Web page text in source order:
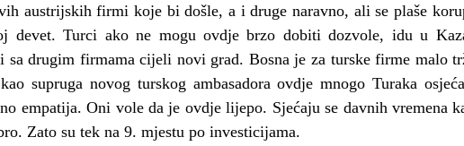
austrijskih firmi koje bi došle, a i druge naravno, ali se plaše
devet. Turci ako ne mogu ovdje brzo dobiti dozvole, idu u
sa drugim firmama cijeli novi grad. Bosna je za turske firme malo
supruga novog turskog ambasadora ovdje mnogo Turaka
empatija. Oni vole da je ovdje lijepo. Sjećaju se davnih vremena
Zato su tek na 9. mjestu po investicijama.